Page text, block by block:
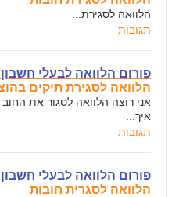
הלוואה לסגירת...
תגובות
פורום הלוואה לבעלי
הלוואה לסגירת תיקים
אני רוצה הלוואה לסגור את
איך...
תגובות
פורום הלוואה לבעלי
הלוואה לסגרית חובות